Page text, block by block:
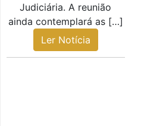
Judiciária. A reunião
ainda contemplará as […]
Ler Notícia